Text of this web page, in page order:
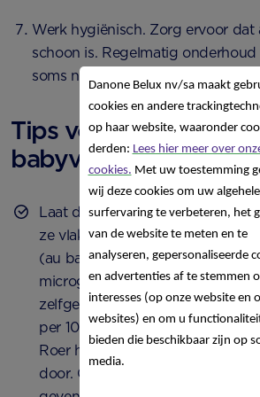
Werk hygiënisch. Zorg ervoor dat
schoon is. Regelmatig onderhoud
soms nodig om te voorkomen
Tips voor het
babyvoeding
Laat de hapjes ontdooien in de
ze vlak voor gebruik in een
(au bain-marie), in de
microgolfoven (600 Watt).
zelfgemaakte groentepap
per 100 gram kun je ca. 15
Roer het hapje voor en na het
door. Controleer altijd de
Danone Belux nv/sa maakt
cookies en andere
op haar website, waaronder
derden: Lees hier meer over
cookies. Met uw toestemming
wij deze cookies om uw algehele
surfervaring te verbeteren, het
van de website te meten en te
analyseren, gepersonaliseerde
en advertenties af te stemmen
interesses (op onze website en
websites) en om u
bieden die beschikbaar zijn op
media.